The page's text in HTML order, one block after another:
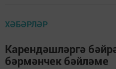
ХӘБӘРЛӘР
Карендәшләргә
бәрмәнчек бәйләме